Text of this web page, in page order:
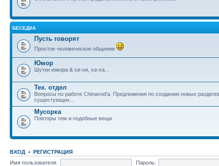
БЕСЕДКА
Пусть говорят
Простое человеческое общение
Юмор
Шутки юмора & хи-хи, ха-ха...
Тех. отдел
Вопросы по работе Chinavod'а. Предложения по созданию новых
сущестующих...
Мусорка
Повторы тем и подобные вещи
ВХОД • РЕГИСТРАЦИЯ
Имя пользователя:
Пароль: